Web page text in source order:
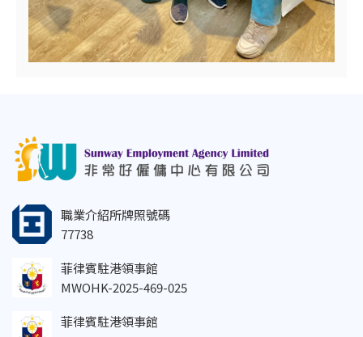
職業介紹所牌照號碼
77738
菲律賓駐港領事館
MWOHK-2025-469-025
菲律賓駐港領事館